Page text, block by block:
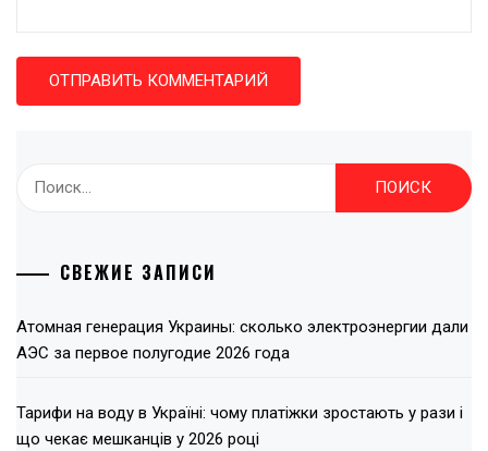
СВЕЖИЕ ЗАПИСИ
Атомная генерация Украины: сколько электроэнергии дали
АЭС за первое полугодие 2026 года
Тарифи на воду в Україні: чому платіжки зростають у рази і
що чекає мешканців у 2026 році